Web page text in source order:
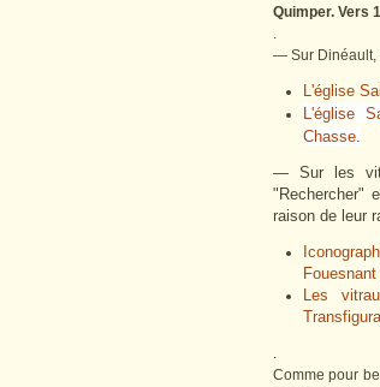
Quimper. Vers
.
— Sur Dinéault,
L'église
L'église
Chasse.
— Sur les
"Rechercher"
raison de leur
Fouesnant
Les
.
Comme pour